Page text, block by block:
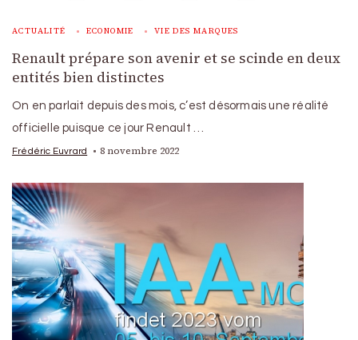
ACTUALITÉ ECONOMIE VIE DES MARQUES
Renault prépare son avenir et se scinde en deux
entités bien distinctes
On en parlait depuis des mois, c’est désormais une réalité
officielle puisque ce jour Renault …
Frédéric Euvrard 8 novembre 2022